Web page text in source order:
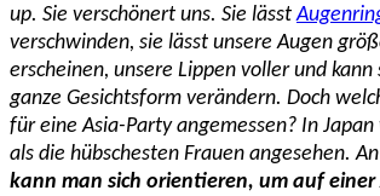
up. Sie verschönert uns. Sie lässt
verschwinden, sie lässt unsere Augen
erscheinen, unsere Lippen voller und kann
ganze Gesichtsform verändern. Doch
für eine Asia-Party angemessen? In
als die hübschesten Frauen angesehen.
kann man sich orientieren, um auf einer